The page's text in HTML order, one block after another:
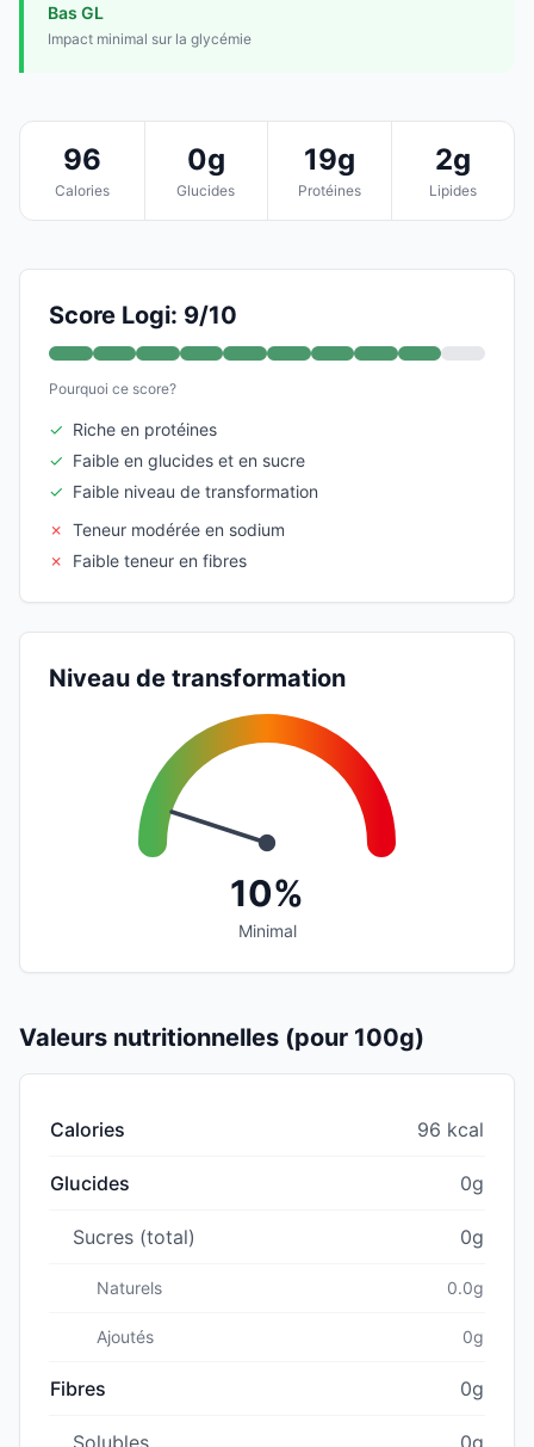
Bas GL
Impact minimal sur la glycémie
96
Calories
0g
Glucides
19g
Protéines
2g
Lipides
Score Logi: 9/10
Pourquoi ce score?
✓ Riche en protéines
✓ Faible en glucides et en sucre
✓ Faible niveau de transformation
✗ Teneur modérée en sodium
✗
Faible teneur en fibres
Niveau de transformation
10%
Minimal
Valeurs nutritionnelles (pour 100g)
Calories 96 kcal
Glucides 0g
Sucres (total) 0g
Naturels 0.0g
Ajoutés 0g
Fibres 0g
Solubles 0g